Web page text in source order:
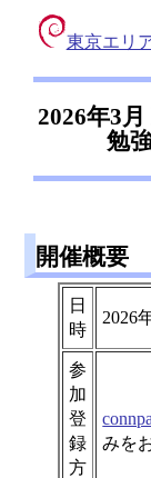
東京エリ
2026年3
勉
開催概要
日
時
2026
参
加
登
録
方
みを